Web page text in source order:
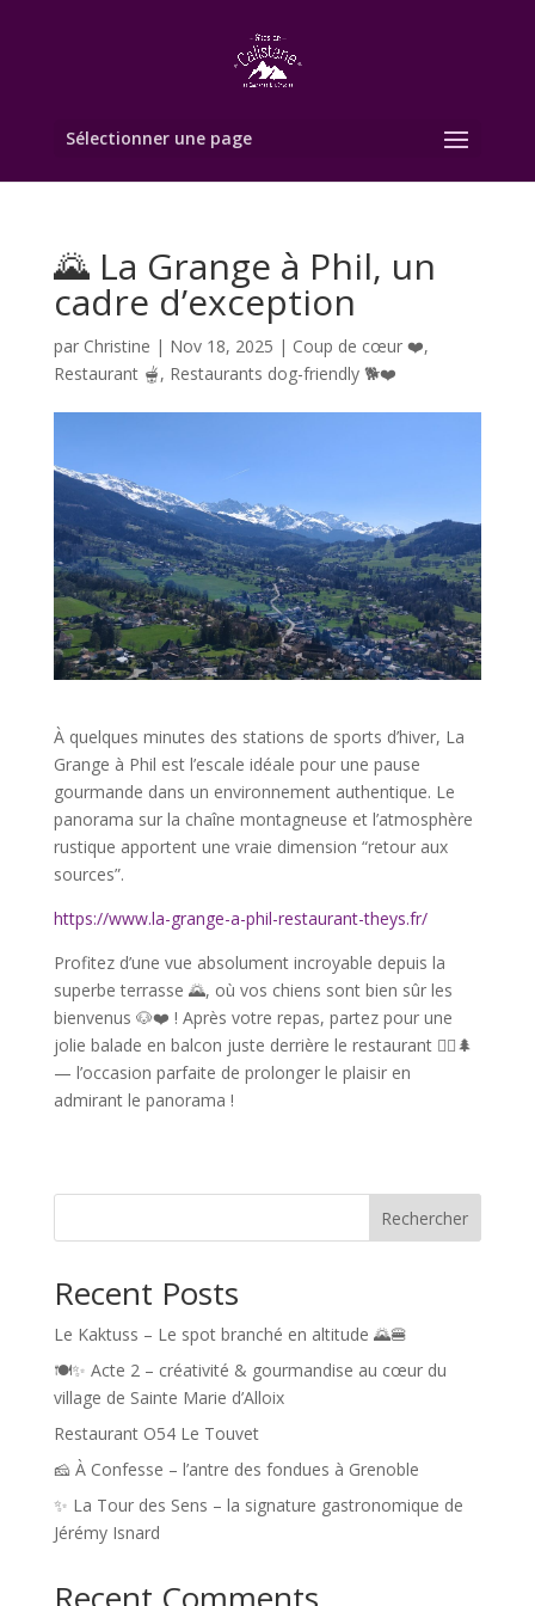
Sélectionner une page
🌄 La Grange à Phil, un
cadre d’exception
par Christine | Nov 18, 2025 | Coup de cœur ❤️,
Restaurant 🫕, Restaurants dog-friendly 🐕❤️
À quelques minutes des stations de sports d’hiver, La
Grange à Phil est l’escale idéale pour une pause
gourmande dans un environnement authentique. Le
panorama sur la chaîne montagneuse et l’atmosphère
rustique apportent une vraie dimension “retour aux
sources”.
https://www.la-grange-a-phil-restaurant-theys.fr/
Profitez d’une vue absolument incroyable depuis la
superbe terrasse 🌄, où vos chiens sont bien sûr les
bienvenus 🐶❤️ ! Après votre repas, partez pour une
jolie balade en balcon juste derrière le restaurant 🚶‍♀️🌲
— l’occasion parfaite de prolonger le plaisir en
admirant le panorama !
Rechercher
Recent Posts
Le Kaktuss – Le spot branché en altitude 🌄🍔
🍽️✨ Acte 2 – créativité & gourmandise au cœur du
village de Sainte Marie d’Alloix
Restaurant O54 Le Touvet
🧀 À Confesse – l’antre des fondues à Grenoble
✨ La Tour des Sens – la signature gastronomique de
Jérémy Isnard